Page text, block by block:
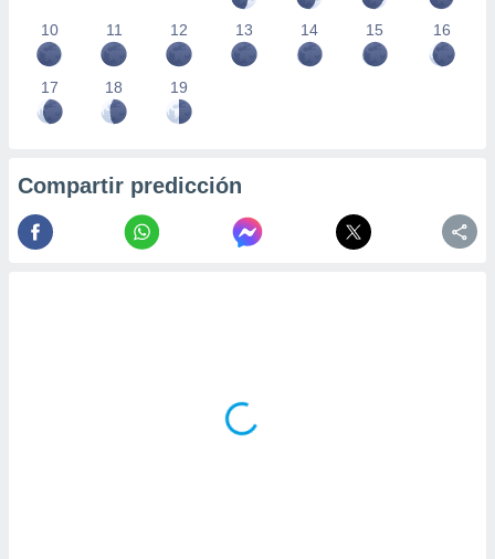
10 11 12 13 14 15 16
17 18 19
Compartir predicción